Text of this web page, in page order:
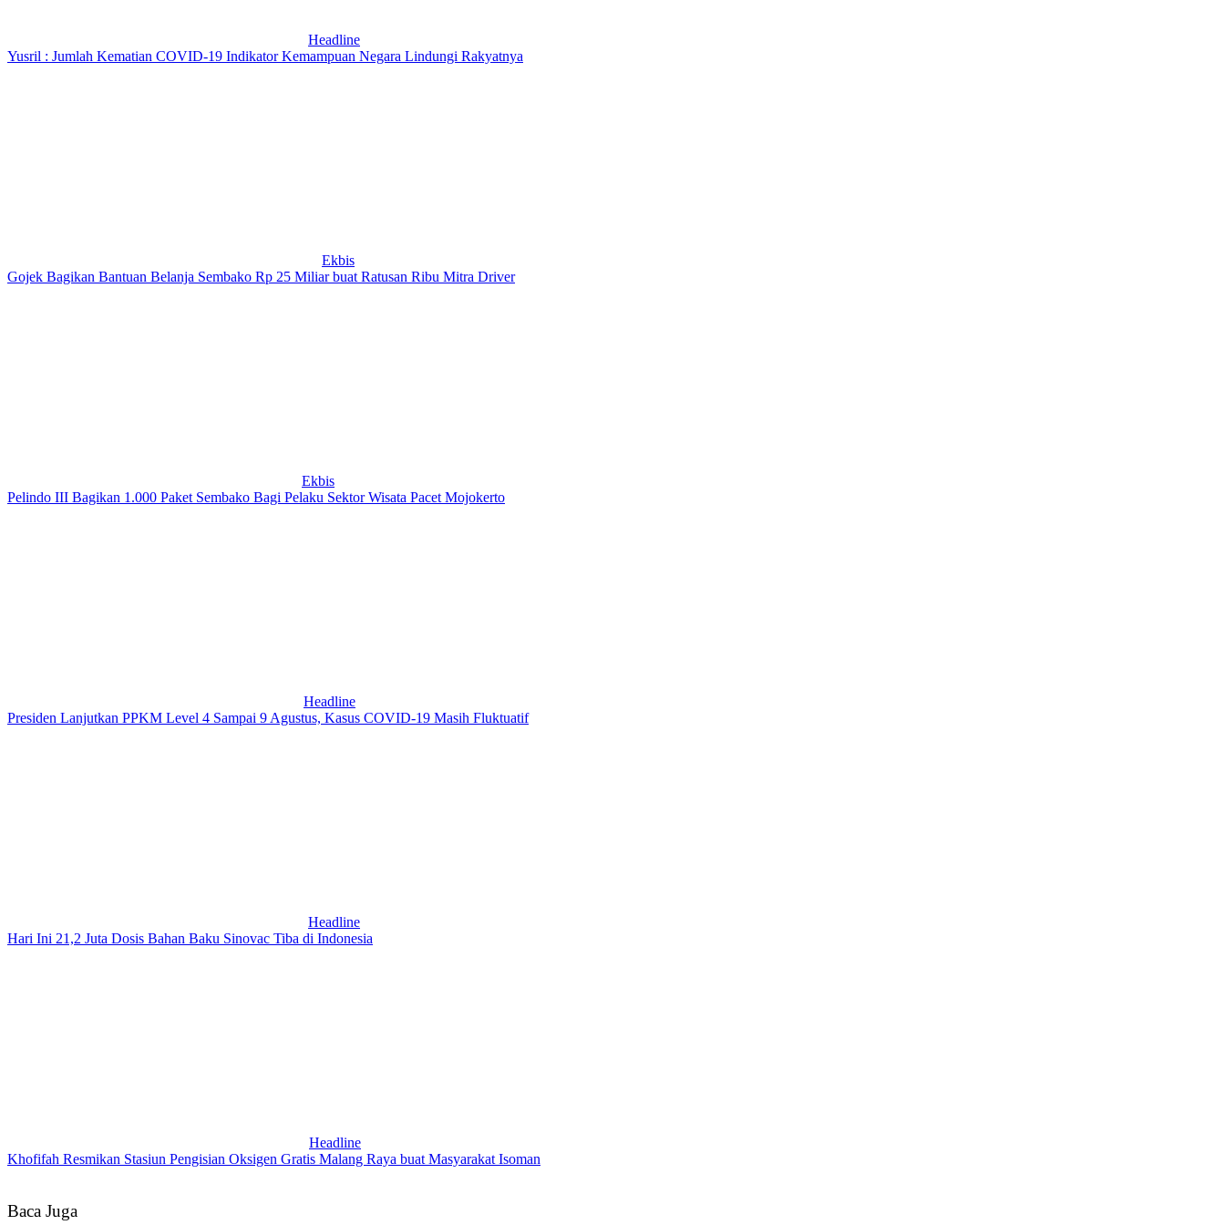
Headline
Yusril : Jumlah Kematian COVID-19 Indikator Kemampuan Negara Lindungi Rakyatnya
Ekbis
Gojek Bagikan Bantuan Belanja Sembako Rp 25 Miliar buat Ratusan Ribu Mitra Driver
Ekbis
Pelindo III Bagikan 1.000 Paket Sembako Bagi Pelaku Sektor Wisata Pacet Mojokerto
Headline
Presiden Lanjutkan PPKM Level 4 Sampai 9 Agustus, Kasus COVID-19 Masih Fluktuatif
Headline
Hari Ini 21,2 Juta Dosis Bahan Baku Sinovac Tiba di Indonesia
Headline
Khofifah Resmikan Stasiun Pengisian Oksigen Gratis Malang Raya buat Masyarakat Isoman
Baca Juga